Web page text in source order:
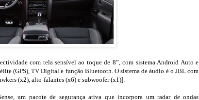
com tela sensível ao toque de 8”, com sistema Android Auto e
(GPS), TV Digital e função Bluetooth. O sistema de áudio é o JBL com
(x2), alto-falantes (x6) e subwoofer (x1)].
um pacote de segurança ativa que incorpora um radar de ondas